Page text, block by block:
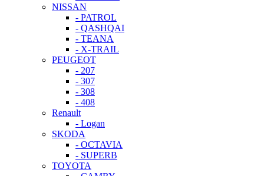
NISSAN
- PATROL
- QASHQAI
- TEANA
- X-TRAIL
PEUGEOT
- 207
- 307
- 308
- 408
Renault
- Logan
SKODA
- OCTAVIA
- SUPERB
TOYOTA